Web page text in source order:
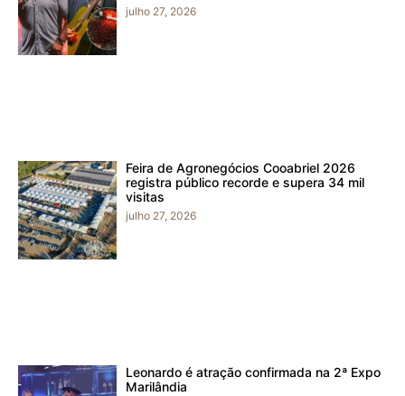
julho 27, 2026
Feira de Agronegócios Cooabriel 2026
registra público recorde e supera 34 mil
visitas
julho 27, 2026
Leonardo é atração confirmada na 2ª Expo
Marilândia